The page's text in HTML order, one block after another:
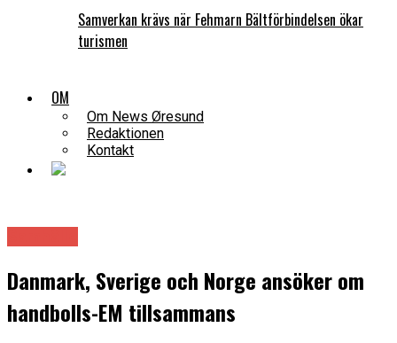
Samverkan krävs när Fehmarn Bältförbindelsen ökar
turismen
OM
Om News Øresund
Redaktionen
Kontakt
Danmark, Sverige och Norge ansöker om
handbolls-EM tillsammans